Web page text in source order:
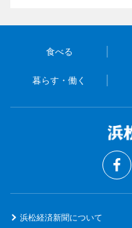
食べる
暮らす・働く
浜松経済新聞について